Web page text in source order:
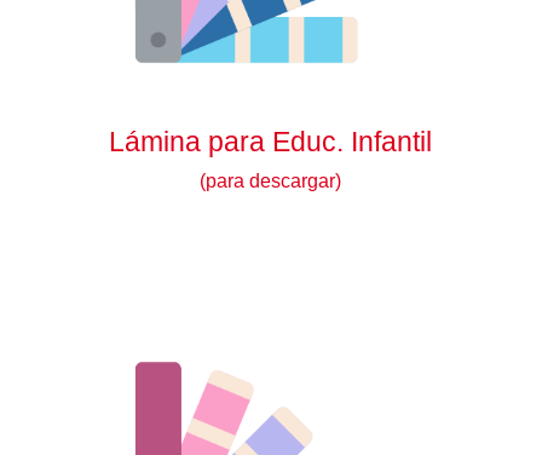
Lámina para Educ. Infantil
(para descargar)